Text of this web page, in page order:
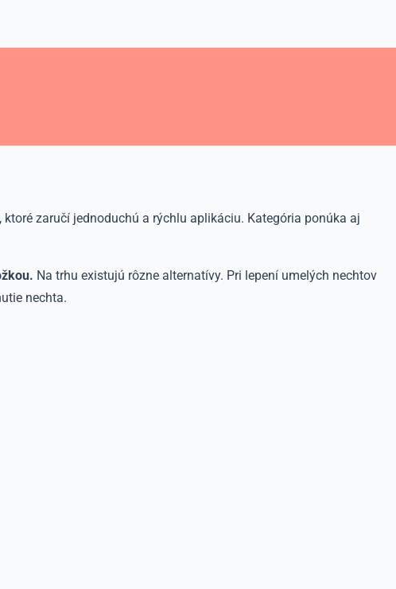
zaručí jednoduchú a rýchlu aplikáciu. Kategória ponúka aj
Na trhu existujú rôzne alternatívy. Pri lepení umelých nechtov
nechta.